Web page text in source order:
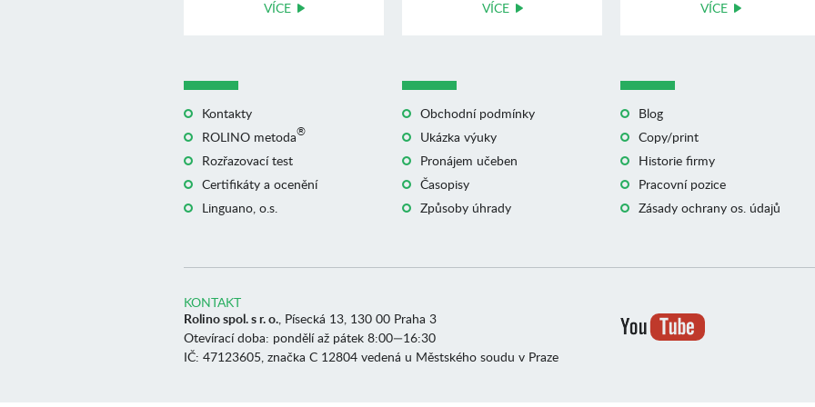
VÍCE VÍCE VÍCE
Kontakty
ROLINO metoda®
Rozřazovací test
Certifikáty a ocenění
Linguano, o.s.
Obchodní podmínky
Ukázka výuky
Pronájem učeben
Časopisy
Způsoby úhrady
Blog
Copy/print
Historie firmy
Pracovní pozice
Zásady ochrany os. údajů
KONTAKT
Rolino spol. s r. o. , Písecká 13, 130 00 Praha 3
Otevírací doba: pondělí až pátek 8:00—16:30
IČ: 47123605, značka C 12804 vedená u Městského soudu v Praze